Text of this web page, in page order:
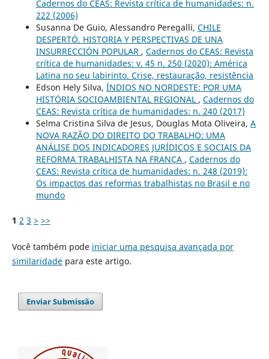
Cadernos do CEAS: Revista crítica de humanidades: n.
222 (2006)
Susanna De Guio, Alessandro Peregalli, CHILE
DESPERTÓ. HISTORIA Y PERSPECTIVAS DE UNA
INSURRECCIÓN POPULAR , Cadernos do CEAS: Revista
crítica de humanidades: v. 45 n. 250 (2020): América
Latina no seu labirinto. Crise, restauração, resistência
Edson Hely Silva, ÍNDIOS NO NORDESTE: POR UMA
HISTÓRIA SOCIOAMBIENTAL REGIONAL , Cadernos do
CEAS: Revista crítica de humanidades: n. 240 (2017)
Selma Cristina Silva de Jesus, Douglas Mota Oliveira, A
NOVA RAZÃO DO DIREITO DO TRABALHO: UMA
ANÁLISE DOS INDICADORES JURÍDICOS E SOCIAIS DA
REFORMA TRABALHISTA NA FRANÇA , Cadernos do
CEAS: Revista crítica de humanidades: n. 248 (2019):
Os impactos das reformas trabalhistas no Brasil e no
mundo
1 2 3 > >>
Você também pode iniciar uma pesquisa avançada por
similaridadepara este artigo.
Enviar Submissão